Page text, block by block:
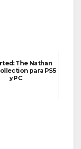
The Nathan
para PS5
y PC